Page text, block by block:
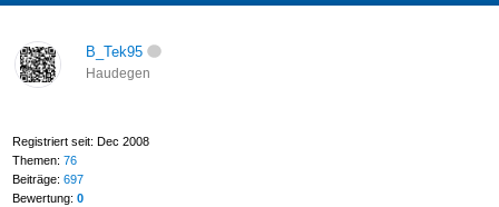
B_Tek95
Haudegen
Registriert seit: Dec 2008
Themen: 76
Beiträge: 697
Bewertung: 0